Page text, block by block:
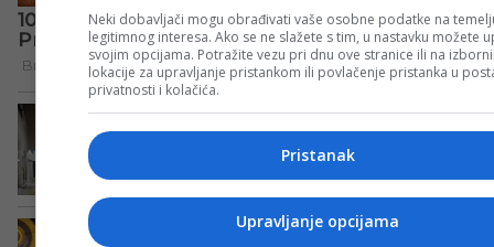
Neki dobavljači mogu obrađivati vaše osobne podatke na
legitimnog interesa. Ako se ne slažete s tim, u nastavku možete
svojim opcijama. Potražite vezu pri dnu ove stranice ili na
lokacije za upravljanje pristankom ili povlačenje pristanka u
privatnosti i kolačića.
Pristanak
Upravljanje opcijama